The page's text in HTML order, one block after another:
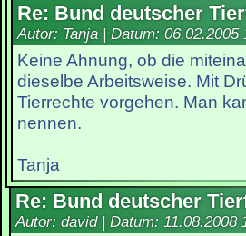
Re: Bund deutscher
Autor: Tanja | Datum: 06.02.2005
Keine Ahnung, ob die
dieselbe Arbeitsweise. Mit
Tierrechte vorgehen. Man
nennen.
Tanja
Re: Bund deutscher
Autor: david | Datum: 11.08.2008